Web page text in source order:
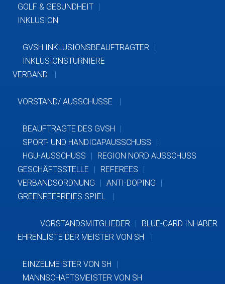
GOLF & GESUNDHEIT
INKLUSION
GVSH INKLUSIONSBEAUFTRAGTER
INKLUSIONSTURNIERE
VERBAND
VORSTAND/ AUSSCHÜSSE
BEAUFTRAGTE DES GVSH
SPORT- UND HANDICAPAUSSCHUSS
HGU-AUSSCHUSS
REGION NORD AUSSCHUSS
GESCHÄFTSSTELLE
REFEREES
VERBANDSORDNUNG
ANTI-DOPING
GREENFEEFREIES SPIEL
VORSTANDSMITGLIEDER
BLUE-CARD INHABER
EHRENLISTE DER MEISTER VON SH
EINZELMEISTER VON SH
MANNSCHAFTSMEISTER VON SH